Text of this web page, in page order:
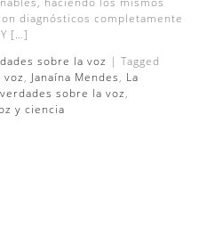
diagnósticos completamente
[…]
sobre la voz | Tagged
voz, Janaína Mendes, La
sobre la voz,
y ciencia